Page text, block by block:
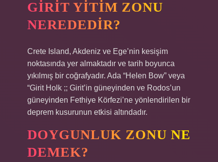
GIRIT YITIM ZONU
NEREDEDIR?
Crete Island, Akdeniz ve Ege’nin kesişim
noktasında yer almaktadır ve tarih boyunca
yıkılmış bir coğrafyadır. Ada “Helen Bow” veya
“Girit Holk ;; Girit’in güneyinden ve Rodos’un
güneyinden Fethiye Körfezi’ne yönlendirilen bir
deprem kusurunun etkisi altındadır.
DOYGUNLUK ZONU NE
DEMEK?